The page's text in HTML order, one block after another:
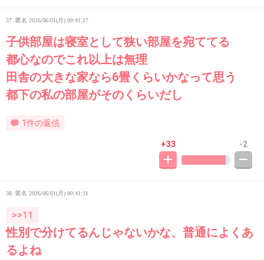
37. 匿名 2026/06/01(月) 00:41:27
子供部屋は寝室として狭い部屋を宛ててる
都心なのでこれ以上は無理
田舎の大きな家なら6畳くらいかなって思う
都下の私の部屋がそのくらいだし
1件の返信
+33 -2
38. 匿名 2026/06/01(月) 00:41:31
>>11
性別で分けてるんじゃないかな、普通によくあ
るよね